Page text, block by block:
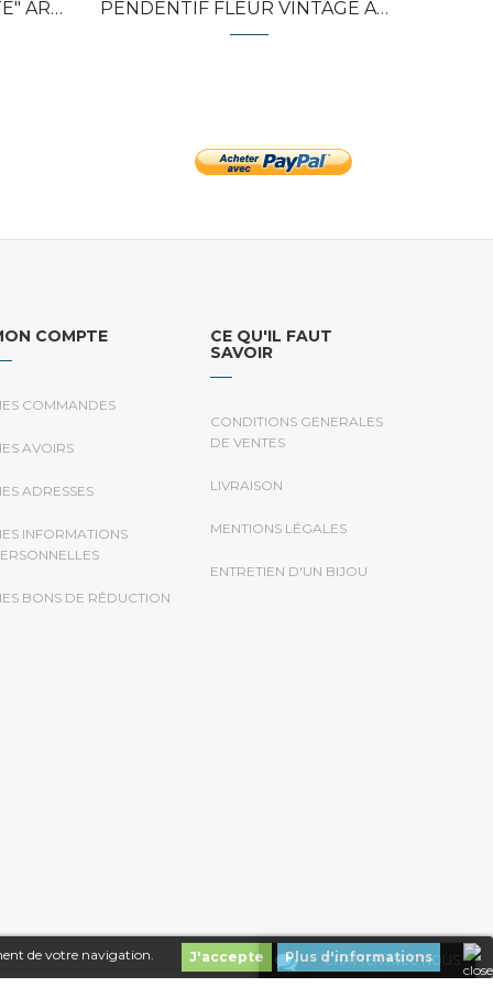
de votre navigation. J'accepte Plus d'informations
PENDENTIF FLEUR VINTAGE ARGENT...
COMPTE
COMMANDES
AVOIRS
ADRESSES
INFORMATIONS
BONS DE RÉDUCTION
CE QU'IL FAUT
SAVOIR
CONDITIONS GENERALES
DE VENTES
LIVRAISON
MENTIONS LÉGALES
ENTRETIEN D'UN BIJOU
CHATTER AVEC NOUS